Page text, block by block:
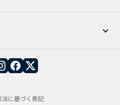
法に基づく表記